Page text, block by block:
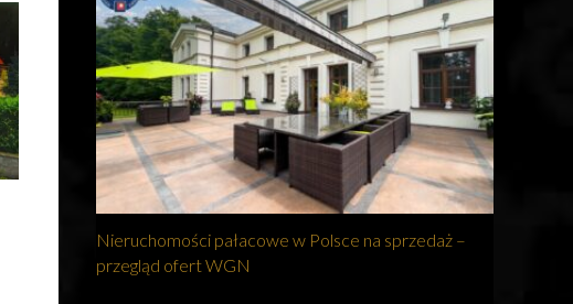
Nieruchomości pałacowe w Polsce na sprzedaż –
przegląd ofert WGN